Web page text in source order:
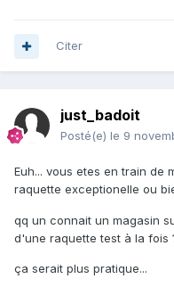
Citer
just_badoit
Posté(e) le 9
Euh... vous etes en train de
raquette exceptionelle ou
qq un connait un magasin
d'une raquette test à la fois
ça serait plus pratique...